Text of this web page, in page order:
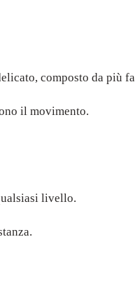
composto da più
il movimento.
livello.